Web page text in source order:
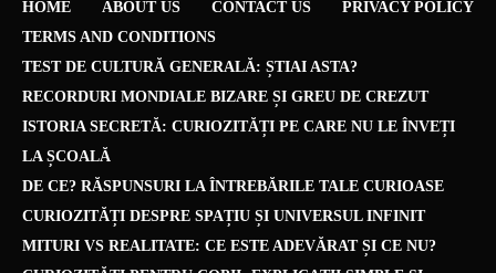
HOME ABOUT US CONTACT US
PRIVACY POLICY
TERMS AND CONDITIONS
TEST DE CULTURĂ GENERALĂ: ȘTIAI ASTA?
RECORDURI MONDIALE BIZARE ȘI GREU DE CREZUT
ISTORIA SECRETĂ: CURIOZITĂȚI PE CARE NU LE ÎNVEȚI
LA ȘCOALĂ
DE CE? RĂSPUNSURI LA ÎNTREBĂRILE TALE CURIOASE
CURIOZITĂȚI DESPRE SPAȚIU ȘI UNIVERSUL INFINIT
MITURI VS REALITATE: CE ESTE ADEVĂRAT ȘI CE NU?